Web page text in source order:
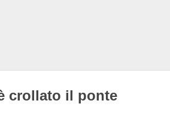
crollato il ponte